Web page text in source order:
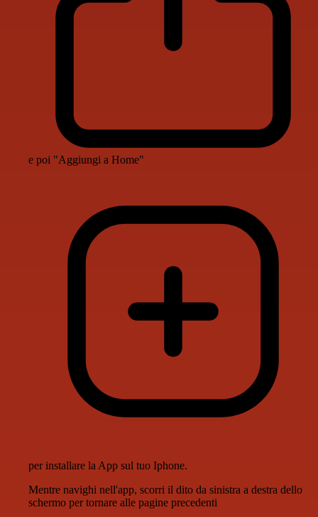
e poi "Aggiungi a Home"
per installare la App sul tuo Iphone.
Mentre navighi nell'app, scorri il dito da sinistra a destra dello
schermo per tornare alle pagine precedenti